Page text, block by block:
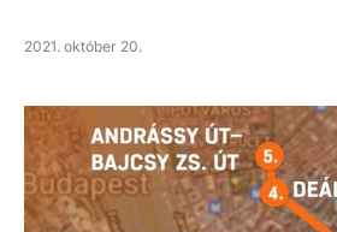
2021. október 20.